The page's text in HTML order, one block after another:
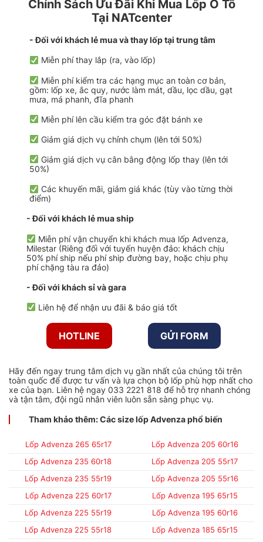
Chính Sách Ưu Đãi Khi Mua Lốp Ô Tô
Tại NATcenter
- Đối với khách lẻ mua và thay lốp tại trung tâm
Miễn phí thay lắp (ra, vào lốp)
Miễn phí kiểm tra các hạng mục an toàn cơ bản,
gồm: lốp xe, ắc quy, nước làm mát, dầu, lọc dầu, gạt
mưa, má phanh, đĩa phanh
Miễn phí lên cầu kiểm tra góc đặt bánh xe
Giảm giá dịch vụ chỉnh chụm (lên tới 50%)
Giảm giá dịch vụ cân bằng động lốp thay (lên tới
50%)
Các khuyến mãi, giảm giá khác (tùy vào từng thời
điểm)
- Đối với khách lẻ mua ship
Miễn phí vận chuyển khi khách mua lốp Advenza,
Milestar (Riêng đối với tuyến huyện đảo: khách chịu
50% phí ship nếu phí ship đường bay, hoặc chịu phụ
phí chặng tàu ra đảo)
- Đối với khách sỉ và gara
Liên hệ để nhận ưu đãi & báo giá tốt
HOTLINE GỬI FORM
Hãy đến ngay trung tâm dịch vụ gần nhất của chúng tôi trên
toàn quốc để được tư vấn và lựa chọn bộ lốp phù hợp nhất cho
xe của bạn. Liên hệ ngay 033 2221 818 để hỗ trợ nhanh chóng
và tận tâm, đội ngũ nhân viên luôn sẵn sàng phục vụ.
Tham khảo thêm: Các size lốp Advenza phổ biến
Lốp Advenza 265 65r17
Lốp Advenza 205 60r16
Lốp Advenza 235 60r18
Lốp Advenza 205 55r17
Lốp Advenza 235 55r19
Lốp Advenza 205 55r16
Lốp Advenza 225 60r17
Lốp Advenza 195 65r15
Lốp Advenza 225 55r19
Lốp Advenza 195 60r16
Lốp Advenza 225 55r18
Lốp Advenza 185 65r15